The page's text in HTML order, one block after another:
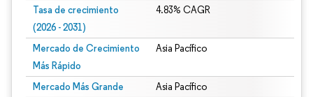
Tasa de crecimiento
(2026 - 2031)
4.83% CAGR
Mercado de Crecimiento
Más Rápido
Asia Pacífico
Mercado Más Grande Asia Pacífico